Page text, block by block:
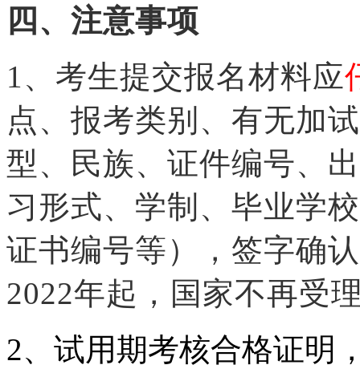
四、注意事项
1、考生提交报名材料应
点、报考类别、有无加
型、民族、证件编号、
习形式、学制、毕业学
证书编号等），签字确
2022年起，国家不再受
2、试用期考核合格证明